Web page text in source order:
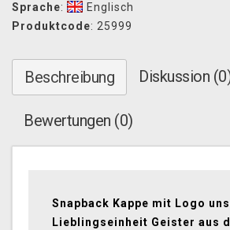
Sprache:
Englisch
Produktcode: 25999
Beschreibung Diskussion
Bewertungen (0)
Snapback Kappe mit Logo
Lieblingseinheit Geister aus